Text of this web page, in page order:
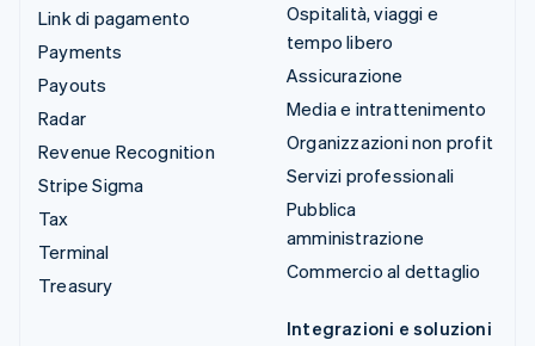
Link di pagamento
Payments
Payouts
Radar
Revenue Recognition
Stripe Sigma
Tax
Terminal
Treasury
Ospitalità, viaggi e
tempo libero
Assicurazione
Media e intrattenimento
Organizzazioni non profit
Servizi professionali
Pubblica
amministrazione
Commercio al dettaglio
Integrazioni e soluzioni